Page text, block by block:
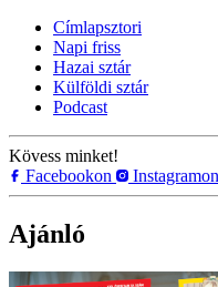
Címlapsztori
Napi friss
Hazai sztár
Külföldi sztár
Podcast
Kövess minket!
Facebookon
Instagramon
Ajánló